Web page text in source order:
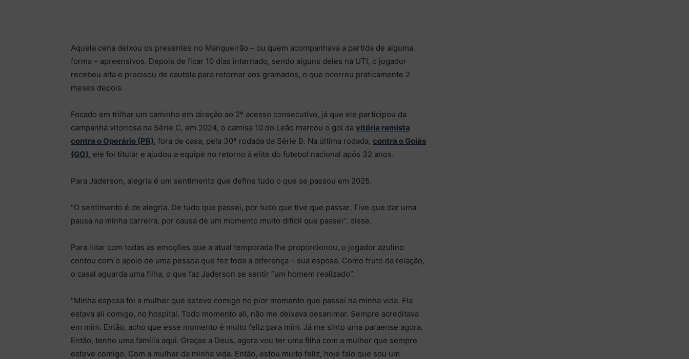
Aquela cena deixou os presentes no Mangueirão – ou quem acompanhava a partida de alguma
forma – apreensivos. Depois de ficar 10 dias internado, sendo alguns deles na UTI, o jogador
recebeu alta e precisou de cautela para retornar aos gramados, o que ocorreu praticamente 2
meses depois.
Focado em trilhar um caminho em direção ao 2º acesso consecutivo, já que ele participou da
campanha vitoriosa na Série C, em 2024, o camisa 10 do Leão marcou o gol da vitória remista
contra o Operário (PR), fora de casa, pela 30ª rodada da Série B. Na última rodada, contra o Goiás
(GO), ele foi titular e ajudou a equipe no retorno à elite do futebol nacional após 32 anos.
Para Jaderson, alegria é um sentimento que define tudo o que se passou em 2025.
“O sentimento é de alegria. De tudo que passei, por tudo que tive que passar. Tive que dar uma
pausa na minha carreira, por causa de um momento muito difícil que passei”, disse.
Para lidar com todas as emoções que a atual temporada lhe proporcionou, o jogador azulino
contou com o apoio de uma pessoa que fez toda a diferença – sua esposa. Como fruto da relação,
o casal aguarda uma filha, o que faz Jaderson se sentir “um homem realizado”.
“Minha esposa foi a mulher que esteve comigo no pior momento que passei na minha vida. Ela
estava ali comigo, no hospital. Todo momento ali, não me deixava desanimar. Sempre acreditava
em mim. Então, acho que esse momento é muito feliz para mim. Já me sinto uma paraense agora.
Então, tenho uma família aqui. Graças a Deus, agora vou ter uma filha com a mulher que sempre
esteve comigo. Com a mulher da minha vida. Então, estou muito feliz, hoje falo que sou um